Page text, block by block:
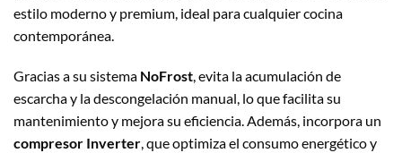
estilo moderno y premium, ideal para cualquier cocina
contemporánea.
Gracias a su sistema NoFrost, evita la acumulación de
escarcha y la descongelación manual, lo que facilita su
mantenimiento y mejora su eficiencia. Además, incorpora un
compresor Inverter, que optimiza el consumo energético y